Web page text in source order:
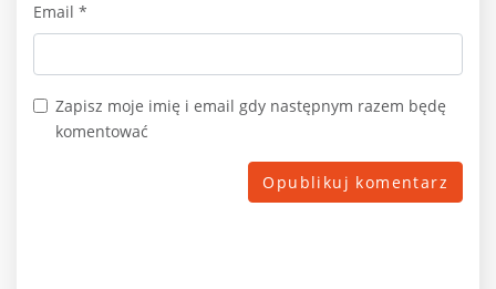
Email *
Zapisz moje imię i email gdy następnym razem będę
komentować